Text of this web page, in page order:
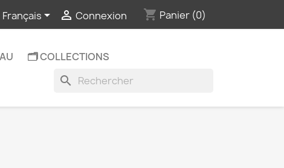
Français  Connexion shopping_cart Panier (0)
🗂️ COLLECTIONS
search